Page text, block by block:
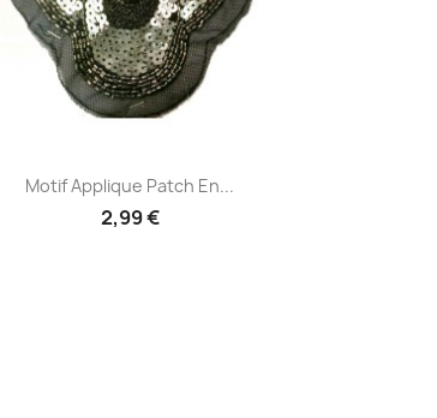
Aperçu rapide
Motif Applique Patch En...
2,99 €